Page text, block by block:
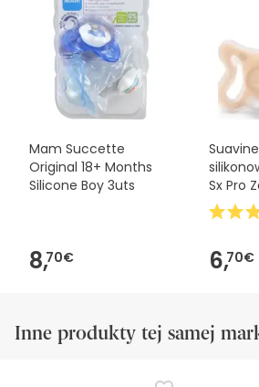
zalecamy zapoznanie się z
bezpieczeństwa dołączonymi do
użyciem. W razie jakichkolwiek pytań
bezpieczeństwa, prosimy o kontakt.
możesz również zwrócić produkt,
naszymi warunkami.
Mam Succette
Original 18+ Months
Silicone Boy 3uts
8,70€
Sx Pro
6,70€
Inne produkty tej samej